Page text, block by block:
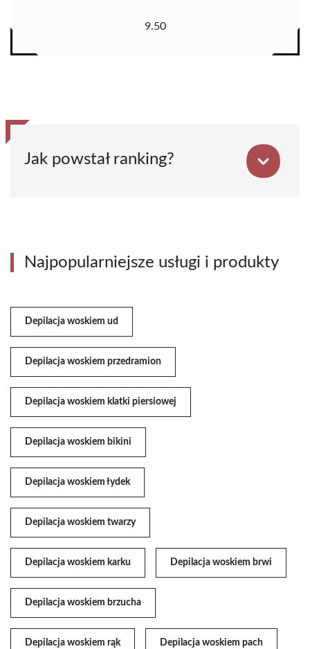
9.50
Jak powstał ranking?
Najpopularniejsze usługi i produkty
Depilacja woskiem ud
Depilacja woskiem przedramion
Depilacja woskiem klatki piersiowej
Depilacja woskiem bikini
Depilacja woskiem łydek
Depilacja woskiem twarzy
Depilacja woskiem karku Depilacja woskiem brwi
Depilacja woskiem brzucha
Depilacja woskiem rąk Depilacja woskiem pach